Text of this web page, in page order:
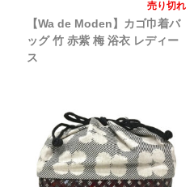
売り切れ
【Wa de Moden】カゴ巾着バ
ッグ 竹 赤紫 梅 浴衣 レディー
ス